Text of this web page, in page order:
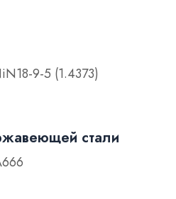
9-5 (1.4373)
стали